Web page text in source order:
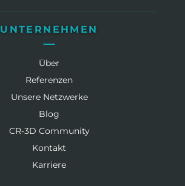
UNTERNEHMEN
Über
Referenzen
Unsere Netzwerke
Blog
CR‑3D Community
Kontakt
Karriere